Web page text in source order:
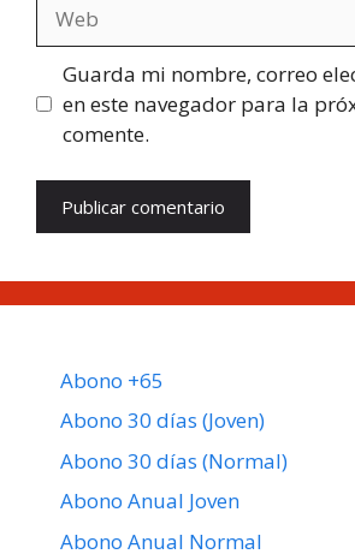
Guarda mi nombre, correo
en este navegador para la
comente.
Abono +65
Abono 30 días (Joven)
Abono 30 días (Normal)
Abono Anual Joven
Abono Anual Normal